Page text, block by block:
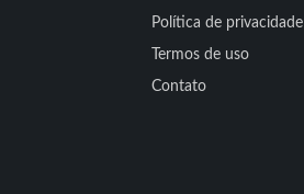
Política de privacidade
Termos de uso
Contato